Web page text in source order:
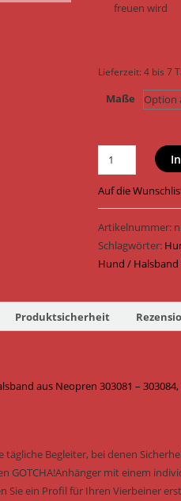
freuen wird
Lieferzeit:4 bis 7
Maße
Max
&
Molly
Hundehalsband
Smart
ID
Matrix
Halsband
Neopren
303081
/
Auf die
Artikelnummer:
Schlagwörter:
Hund / Halsband
Produktsicherheit
aus Neopren 303081 –
tägliche Begleiter, bei denen
GOTCHA!Anhänger mit einem
Sie ein Profil für Ihren Vierbeiner